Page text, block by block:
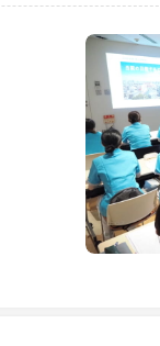
も1回の講義で
2日間、おつか